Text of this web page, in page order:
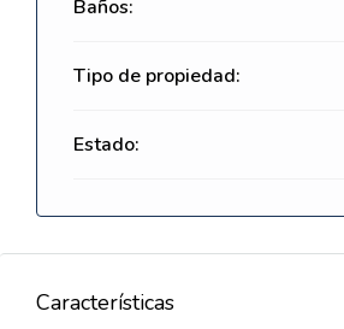
Baños:
Tipo de propiedad:
Estado:
Características